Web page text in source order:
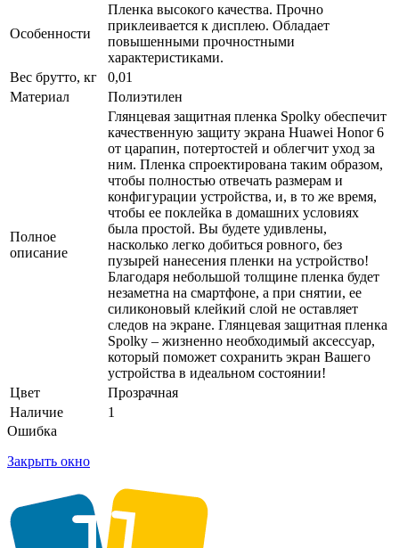
Особенности
Пленка высокого качества. Прочно
приклеивается к дисплею. Обладает
повышенными прочностными
характеристиками.
Вес брутто, кг
0,01
Материал
Полиэтилен
Полное
описание
Глянцевая защитная пленка Spolky обеспечит
качественную защиту экрана Huawei Honor 6
от царапин, потертостей и облегчит уход за
ним. Пленка спроектирована таким образом,
чтобы полностью отвечать размерам и
конфигурации устройства, и, в то же время,
чтобы ее поклейка в домашних условиях
была простой. Вы будете удивлены,
насколько легко добиться ровного, без
пузырей нанесения пленки на устройство!
Благодаря небольшой толщине пленка будет
незаметна на смартфоне, а при снятии, ее
силиконовый клейкий слой не оставляет
следов на экране. Глянцевая защитная пленка
Spolky – жизненно необходимый аксессуар,
который поможет сохранить экран Вашего
устройства в идеальном состоянии!
Цвет
Прозрачная
Наличие
1
Ошибка
Закрыть окно